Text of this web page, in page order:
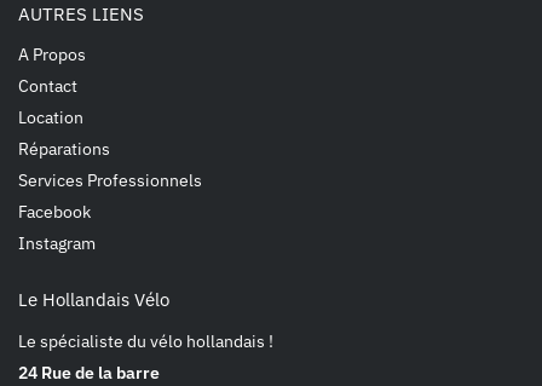
AUTRES LIENS
A Propos
Contact
Location
Réparations
Services Professionnels
Facebook
Instagram
Le Hollandais Vélo
Le spécialiste du vélo hollandais !
24 Rue de la barre